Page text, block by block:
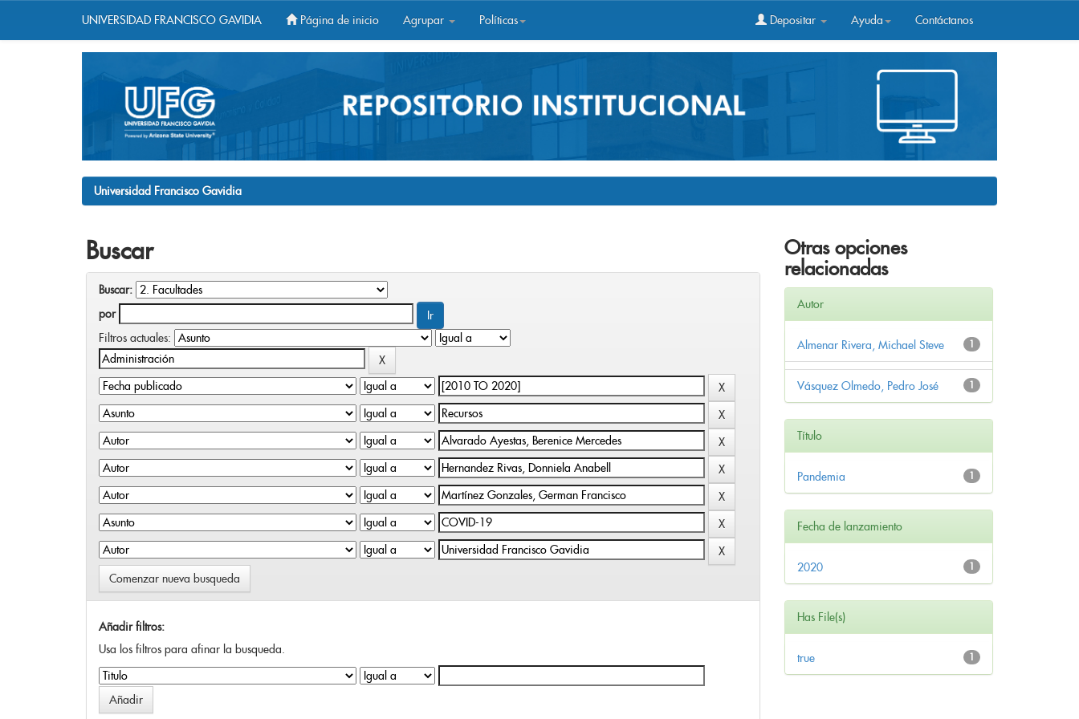
UNIVERSIDAD FRANCISCO GAVIDIA Página de inicio Agrupar Políticas Depositar Ayuda Contáctanos
Universidad Francisco Gavidia
Buscar
Buscar:
por
Filtros actuales:
Comenzar nueva busqueda
Añadir filtros:
Usa los filtros para afinar la busqueda.
Otras opciones
relacionadas
Autor
1
Almenar Rivera, Michael Steve
1
Vásquez Olmedo, Pedro José
Título
1
Pandemia
Fecha de lanzamiento
1
2020
Has File(s)
1
true